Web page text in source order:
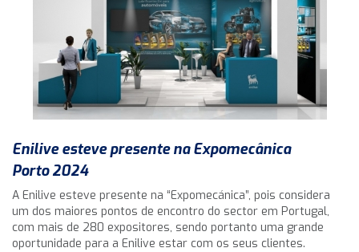
Enilive esteve presente na Expomecânica
Porto 2024
A Enilive esteve presente na “Expomecánica”, pois considera
um dos maiores pontos de encontro do sector em Portugal,
com mais de 280 expositores, sendo portanto uma grande
oportunidade para a Enilive estar com os seus clientes.